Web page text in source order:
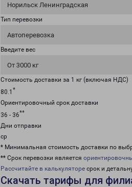
Норильск Ленинградская
Тип перевозки
Автоперевозка
Введите вес
От 3000 кг
Стоимость доставки за 1 кг (включая НДС)
80.1 *
Ориентировочный срок доставки
36 - 36**
Дни отправки
ср
* Минимальная стоимость доставки по
** Срок перевозки является
Рассчитайте в калькуляторе срок и
Скачать тарифы для